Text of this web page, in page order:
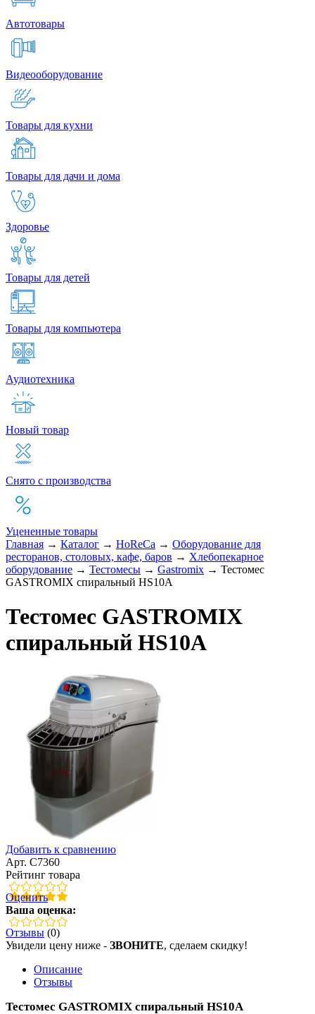
Автотовары
Видеооборудование
Товары для кухни
Товары для дачи и дома
Здоровье
Товары для детей
Товары для компьютера
Аудиотехника
Новый товар
Снято с производства
Уцененные товары
Главная → Каталог → HoReCa → Оборудование для
ресторанов, столовых, кафе, баров → Хлебопекарное
оборудование → Тестомесы → Gastromix → Тестомес
GASTROMIX спиральный HS10A
Тестомес GASTROMIX
спиральный HS10A
Добавить к сравнению
Арт. C7360
Рейтинг товара
Оценить
Ваша оценка:
Отзывы (0)
Увидели цену ниже - ЗВОНИТЕ, сделаем скидку!
Описание
Отзывы
Тестомес GASTROMIX спиральный HS10A